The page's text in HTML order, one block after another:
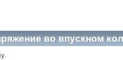
во впускном